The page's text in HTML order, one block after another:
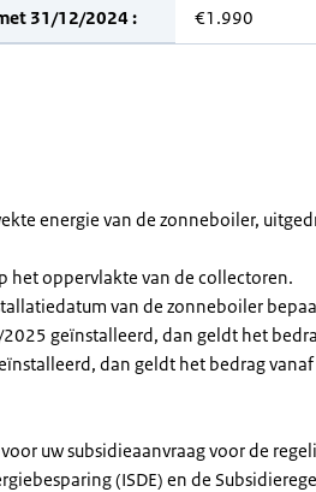
31/12/2024 : €1.990
energie van de zonneboiler,
het oppervlakte van de collectoren.
van de zonneboiler
geïnstalleerd, dan geldt het
dan geldt het bedrag vanaf
uw subsidieaanvraag voor de
(ISDE) en de